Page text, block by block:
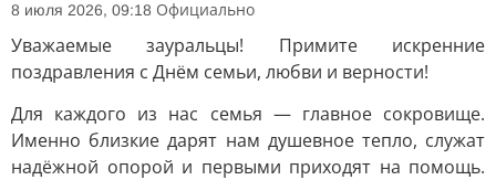
8 июля 2026, 09:18 Официально
Уважаемые зауральцы! Примите искренние
поздравления с Днём семьи, любви и верности!
Для каждого из нас семья — главное сокровище.
Именно близкие дарят нам душевное тепло, служат
надёжной опорой и первыми приходят на помощь.